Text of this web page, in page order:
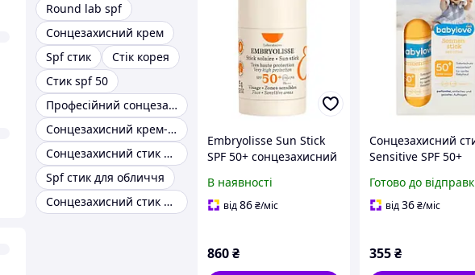
Round lab spf
Сонцезахисний крем
Spf стик
Стік корея
Стик spf 50
Професійний сонцезахисний крем
Сонцезахисний крем-стик
Сонцезахисний стик spf 50 mustela
Spf стик для обличчя
Сонцезахисний стик beauty of joseon
Embryolisse Sun Stick
SPF 50+ сонцезахисний
типів шкіри
В наявності
від86₴/міс
860₴
Сонцезахисний
Sensitive SPF 50+
Готово до
від36₴/міс
355₴